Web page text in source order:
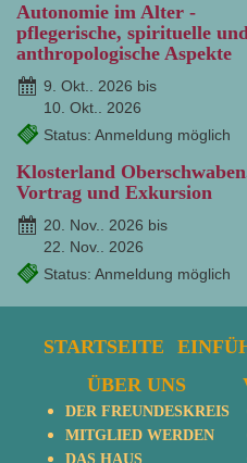
Autonomie im Alter -
pflegerische, spirituelle
anthropologische Aspekte
9. Okt.. 2026 bis
10. Okt.. 2026
Status: Anmeldung möglich
Klosterland
Vortrag und Exkursion
20. Nov.. 2026 bis
22. Nov.. 2026
Status: Anmeldung möglich
STARTSEITE
ÜBER UNS
DER FREUNDESKREIS
MITGLIED WERDEN
DAS HAUS